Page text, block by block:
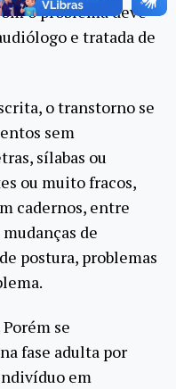
o problema deve
e tratada de
o transtorno se
sem
sílabas ou
ou muito fracos,
cadernos, entre
de
postura, problemas
se
fase adulta por
em